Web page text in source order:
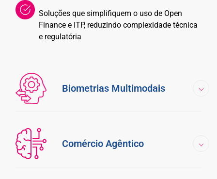
Soluções que simplifiquem o uso de Open
Finance e ITP, reduzindo complexidade técnica
e regulatória
Biometrias Multimodais
Comércio Agêntico